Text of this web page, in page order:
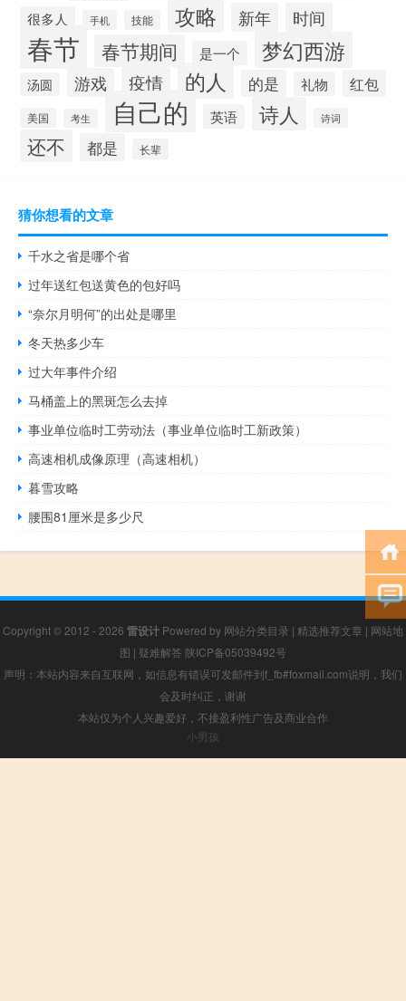
很多人 手机 技能 攻略 新年 时间
春节 春节期间 是一个 梦幻西游
汤圆 游戏 疫情 的人 的是 礼物 红包
美国 考生 自己的 英语 诗人 诗词
还不 都是 长辈
猜你想看的文章
千水之省是哪个省
过年送红包送黄色的包好吗
“奈尔月明何”的出处是哪里
冬天热多少车
过大年事件介绍
马桶盖上的黑斑怎么去掉
事业单位临时工劳动法（事业单位临时工新政策）
高速相机成像原理（高速相机）
暮雪攻略
腰围81厘米是多少尺
Copyright © 2012 - 2026 雷设计 Powered by 网站分类目录 | 精选推荐文章 | 网站地
图 | 疑难解答 陕ICP备05039492号
声明：本站内容来自互联网，如信息有错误可发邮件到f_fb#foxmail.com说明，我们
会及时纠正，谢谢
本站仅为个人兴趣爱好，不接盈利性广告及商业合作
小男孩